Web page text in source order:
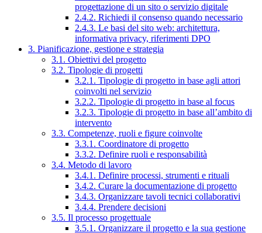
progettazione di un sito o servizio digitale
2.4.2. Richiedi il consenso quando necessario
2.4.3. Le basi del sito web: architettura,
informativa privacy, riferimenti DPO
3. Pianificazione, gestione e strategia
3.1. Obiettivi del progetto
3.2. Tipologie di progetti
3.2.1. Tipologie di progetto in base agli attori
coinvolti nel servizio
3.2.2. Tipologie di progetto in base al focus
3.2.3. Tipologie di progetto in base all’ambito di
intervento
3.3. Competenze, ruoli e figure coinvolte
3.3.1. Coordinatore di progetto
3.3.2. Definire ruoli e responsabilità
3.4. Metodo di lavoro
3.4.1. Definire processi, strumenti e rituali
3.4.2. Curare la documentazione di progetto
3.4.3. Organizzare tavoli tecnici collaborativi
3.4.4. Prendere decisioni
3.5. Il processo progettuale
3.5.1. Organizzare il progetto e la sua gestione